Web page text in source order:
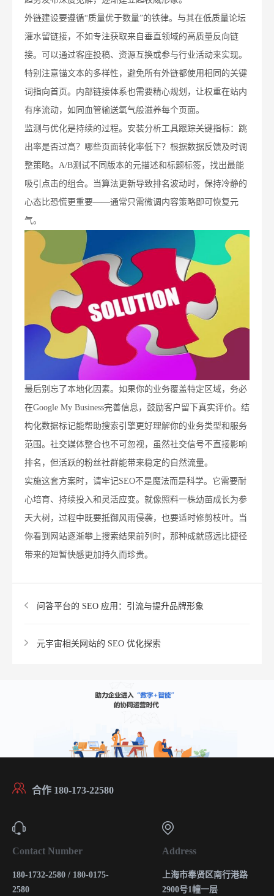
外链建设要遵循“质量优于数量”的铁律。与其在低质量论坛
灌水留链接，不如专注获取来自垂直领域的高质量反向链
接。可以通过客座投稿、资源互换或参与行业活动来实现。
特别注意锚文本的多样性，避免所有外链都使用相同的关键
词指向首页。内部链接体系也需要精心规划，让权重在站内
有序流动，如同血管输送氧气般滋养每个页面。
监测与优化是持续的过程。安装分析工具跟踪关键指标：跳
出率是否过高？哪些页面转化率低下？根据数据反馈及时调
整策略。A/B测试不同版本的元描述和标题标签，找出最能
吸引点击的组合。当算法更新导致排名波动时，保持冷静的
心态比恐慌更重要——通常只需微调内容策略即可恢复元
气。
最后别忘了本地化因素。如果你的业务覆盖特定区域，务必
在Google My Business完善信息，鼓励客户留下真实评价。结
构化数据标记能帮助搜索引擎更好理解你的业务类型和服务
范围。社交媒体整合也不可忽视，虽然社交信号不直接影响
排名，但活跃的粉丝社群能带来稳定的自然流量。
实施这套方案时，请牢记SEO不是魔法而是科学。它需要耐
心培育、持续投入和灵活应变。就像照料一株幼苗成长为参
天大树，过程中既要抵御风雨侵袭，也要适时修剪枝叶。当
你看到网站逐渐攀上搜索结果前列时，那种成就感远比捷径
带来的短暂快感更加持久而珍贵。
问答平台的 SEO 应用：引流与提升品牌形象​
元宇宙相关网站的 SEO 优化探索​
合作 180-173-22580
Contact Number
180-1732-2580 / 180-0175-
2580
Address
上海市奉贤区南行港路
2900号1幢一层